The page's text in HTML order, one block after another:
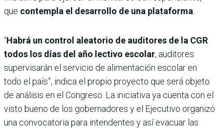
que contempla el desarrollo de una plataforma
“Habrá un control aleatorio de auditores de la CGR
todos los días del año lectivo escolar, auditores
supervisarán el servicio de alimentación escolar en
todo el país”, indica el propio proyecto que será objeto
de análisis en el Congreso. La iniciativa ya cuenta con el
visto bueno de los gobernadores y el Ejecutivo organizó
una convocatoria para intendentes y así evacuar las